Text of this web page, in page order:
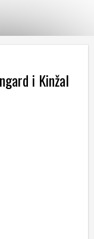
i Kinžal